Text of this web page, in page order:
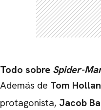
Todo sobre Spider-
Además de Tom
protagonista, Jacob